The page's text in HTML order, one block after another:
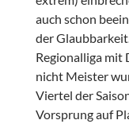
auch schon
der
Regionalliga mit
nicht Meister
Viertel der
Vorsprung auf